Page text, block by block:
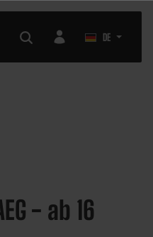
DE
- ab 16